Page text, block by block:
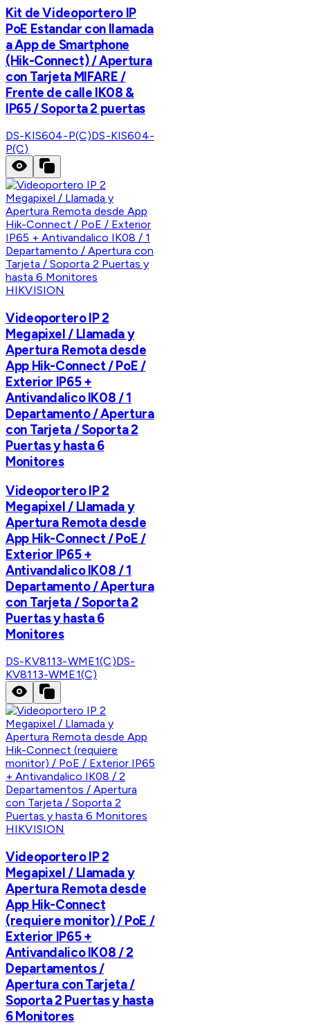
Kit de Videoportero IP
PoE Estandar con llamada
a App de Smartphone
(Hik-Connect) / Apertura
con Tarjeta MIFARE /
Frente de calle IK08 &
IP65 / Soporta 2 puertas
DS-KIS604-P(C)DS-KIS604-
P(C)
HIKVISION
Videoportero IP 2
Megapixel / Llamada y
Apertura Remota desde
App Hik-Connect / PoE /
Exterior IP65 +
Antivandalico IK08 / 1
Departamento / Apertura
con Tarjeta / Soporta 2
Puertas y hasta 6
Monitores
Videoportero IP 2
Megapixel / Llamada y
Apertura Remota desde
App Hik-Connect / PoE /
Exterior IP65 +
Antivandalico IK08 / 1
Departamento / Apertura
con Tarjeta / Soporta 2
Puertas y hasta 6
Monitores
DS-KV8113-WME1(C)DS-
KV8113-WME1(C)
HIKVISION
Videoportero IP 2
Megapixel / Llamada y
Apertura Remota desde
App Hik-Connect
(requiere monitor) / PoE /
Exterior IP65 +
Antivandalico IK08 / 2
Departamentos /
Apertura con Tarjeta /
Soporta 2 Puertas y hasta
6 Monitores